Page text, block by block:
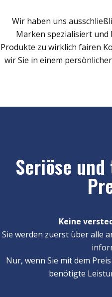
Wir haben uns
Marken spezialisiert
Produkte zu wirklich fairen
wir Sie in einem
Seriöse
Keine
Sie werden zuerst über alle
Nur, wenn Sie mit dem
benötigte